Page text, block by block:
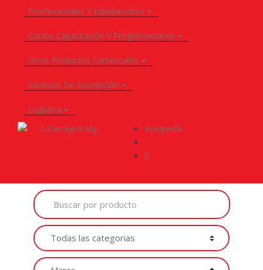
Promocionales Y Liquidaciones
Cursos Capacitación Y Programaciones
Otros Productos Comerciales
Servicios De Suscripción
Logística
Búsqueda
0
Buscar
por
Productos